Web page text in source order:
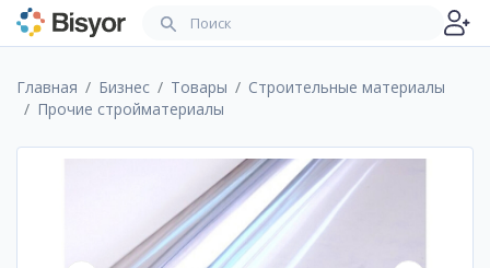
Главная Бизнес Товары
Строительные материалы
Прочие стройматериалы